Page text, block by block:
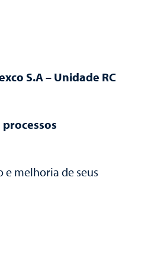
S.A – Unidade RC
melhoria de seus